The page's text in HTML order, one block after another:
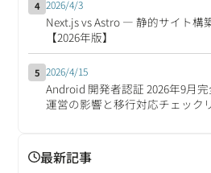
4 2026/4/3
Next.js vs Astro ― 静的サイト構
【2026年版】
5 2026/4/15
Android 開発者認証 2026年9月
運営の影響と移行対応チェック
最新記事